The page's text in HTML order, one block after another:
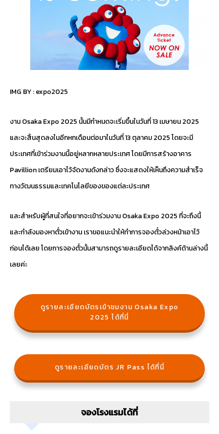
IMG BY :expo2025
งาน Osaka Expo 2025 นั้นมีกำหนดจะเริ่มขึ้นในวันที่ 13 เมษายน 2025
และจะสิ้นสุดลงในอีกหกเดือนต่อมาในวันที่ 13 ตุลาคม 2025 โดยจะมี
ประเทศที่เข้าร่วมงานนี้อยู่หลากหลายประเทศ โดยมีการสร้างอาคาร
Pavillion เตรียมเอาไว้จัดงานดังกล่าว ซึ่งจะแสดงให้เห็นถึงความสำเร็จ
ทางวัฒนธรรมและเทคโนโลยีของของแต่ละประเทศ
และสำหรับผู้ที่สนใจที่อยากจะเข้าร่วมงาน Osaka Expo 2025 ที่จะถึงนี้
และกำลังมองหาตั๋วเข้างาน เราขอแนะนำให้ทำการจองตั๋วล่วงหน้าเอาไว้
ก่อนได้เลย โดยการจองตั๋วนั้นสามารถดูรายละเอียดได้จากลิงค์ด้านล่างนี้
เลยค่ะ
ดูรายละเอียดบัตรเข้าชมงาน Osaka Expo
2025 ได้ที่นี่
ดูรายละเอียดบัตร JR Pass ได้ที่นี่
จองโรงแรมได้ที่